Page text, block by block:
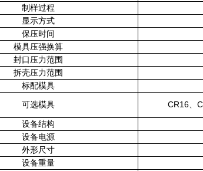
制样过程
显示方式
保压时间
模具压强换算
封口压力范围
拆壳压力范围
标配模具
可选模具 CR16、
设备结构
设备电源
外形尺寸
设备重量